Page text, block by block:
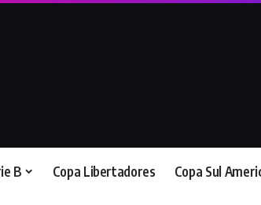
B Copa Libertadores Copa Sul